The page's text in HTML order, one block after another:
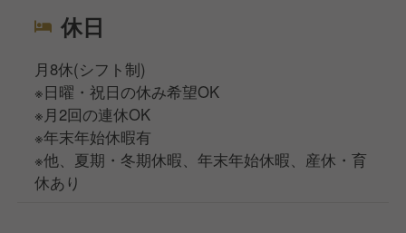
休日
月8休(シフト制)
※日曜・祝日の休み希望OK
※月2回の連休OK
※年末年始休暇有
※他、夏期・冬期休暇、年末年始休暇、産休・育
休あり